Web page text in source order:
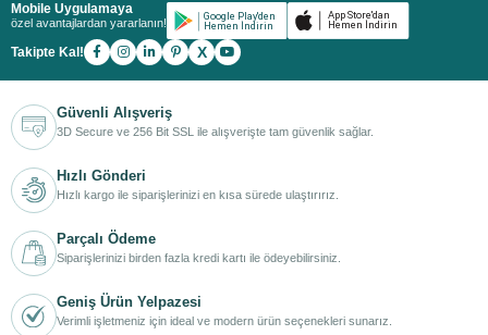
Mobile Uygulamaya
özel avantajlardan yararlanın!
Takipte Kal! X
Güvenli Alışveriş
3D Secure ve 256 Bit SSL ile alışverişte tam güvenlik sağlar.
Hızlı Gönderi
Hızlı kargo ile siparişlerinizi en kısa sürede ulaştırırız.
Parçalı Ödeme
Siparişlerinizi birden fazla kredi kartı ile ödeyebilirsiniz.
Geniş Ürün Yelpazesi
Verimli işletmeniz için ideal ve modern ürün seçenekleri sunarız.